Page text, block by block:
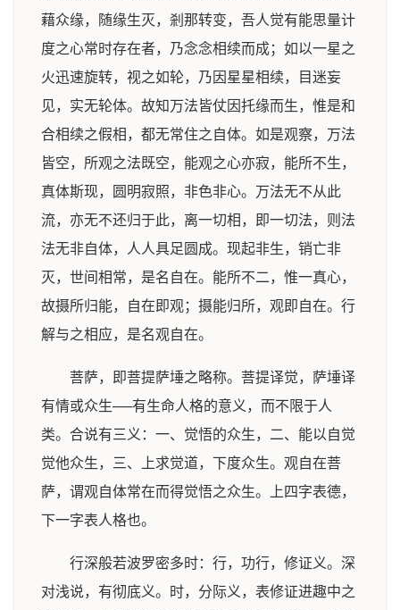
藉众缘，随缘生灭，剎那转变，吾人觉有能思量计
度之心常时存在者，乃念念相续而成；如以一星之
火迅速旋转，视之如轮，乃因星星相续，目迷妄
见，实无轮体。故知万法皆仗因托缘而生，惟是和
合相续之假相，都无常住之自体。如是观察，万法
皆空，所观之法既空，能观之心亦寂，能所不生，
真体斯现，圆明寂照，非色非心。万法无不从此
流，亦无不还归于此，离一切相，即一切法，则法
法无非自体，人人具足圆成。现起非生，销亡非
灭，世间相常，是名自在。能所不二，惟一真心，
故摄所归能，自在即观；摄能归所，观即自在。行
解与之相应，是名观自在。
菩萨，即菩提萨埵之略称。菩提译觉，萨埵译
有情或众生──有生命人格的意义，而不限于人
类。合说有三义：一、觉悟的众生，二、能以自觉
觉他众生，三、上求觉道，下度众生。观自在菩
萨，谓观自体常在而得觉悟之众生。上四字表德，
下一字表人格也。
行深般若波罗密多时：行，功行，修证义。深
对浅说，有彻底义。时，分际义，表修证进趣中之